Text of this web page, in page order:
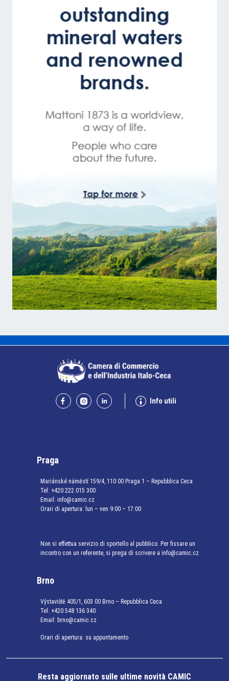
Info utili
Praga
Mariánské náměstí 159/4, 110 00 Praga 1 – Repubblica Ceca
Tel: +420 222 015 300
Email: info@camic.cz
Orari di apertura: lun – ven 9:00 – 17:00
Non si effettua servizio di sportello al pubblico. Per fissare un
incontro con un referente, si prega di scrivere a info@camic.cz
Brno
Výstaviště 405/1, 603 00 Brno – Repubblica Ceca
Tel: +420 548 136 340
Email: brno@camic.cz
Orari di apertura: su appuntamento
Resta aggiornato sulle ultime novità CAMIC